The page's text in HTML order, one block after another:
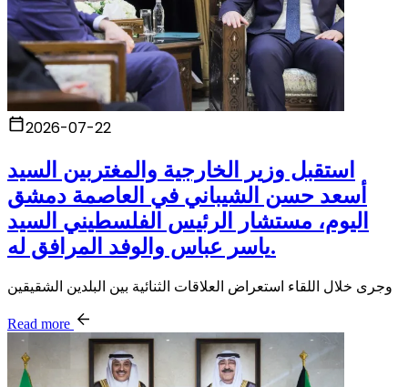
2026-07-22
استقبل وزير الخارجية والمغتربين السيد
أسعد حسن الشيباني في العاصمة دمشق
اليوم، مستشار الرئيس الفلسطيني السيد
ياسر عباس والوفد المرافق له.
وجرى خلال اللقاء استعراض العلاقات الثنائية بين البلدين الشقيقين
Read more